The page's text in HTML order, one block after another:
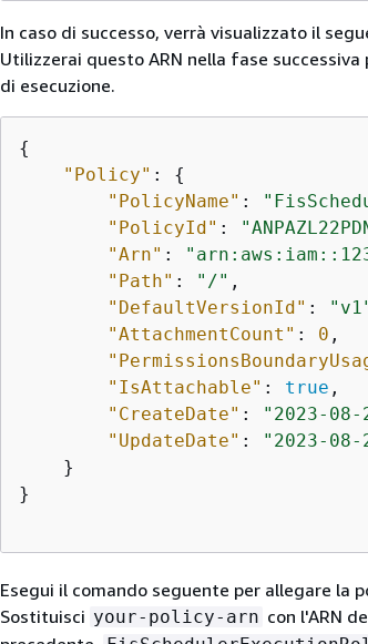
In caso di successo, verrà visualizzato il
Utilizzerai questo ARN nella fase
di esecuzione.
{
"Policy" : {
"PolicyName" :
"PolicyId" :
"Arn" :
"Path" : "/" ,
"DefaultVersionId" :
"AttachmentCount" : 0 ,
"IsAttachable" : true ,
"CreateDate" : "2023-08-
"UpdateDate" :
"2023-08-
    }
}
Esegui il comando seguente per allegare la
Sostituisci your-policy-arn con l'ARN